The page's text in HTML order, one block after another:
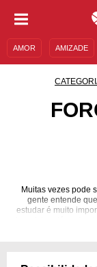
AMOR AMIZADE
Muitas vezes pode
gente entende
estudar é muito
bom futuro lá na